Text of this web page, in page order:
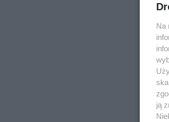
Na
ją